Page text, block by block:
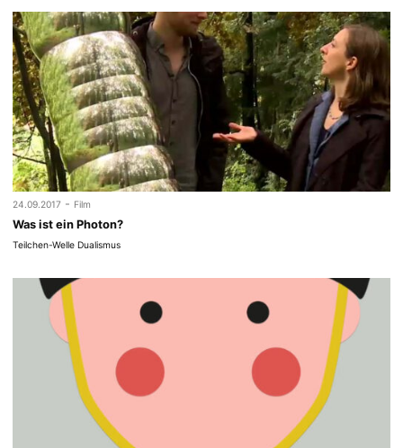
24.09.2017 - Film
Was ist ein Photon?
Teilchen-Welle Dualismus